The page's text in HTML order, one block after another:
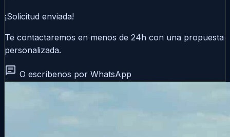
¡Solicitud enviada!
Te contactaremos en menos de 24h con una propuesta
personalizada.
chat O escríbenos por WhatsApp